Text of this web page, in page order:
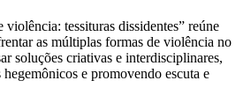
violência: tessituras dissidentes” reúne
as múltiplas formas de violência no
soluções criativas e interdisciplinares,
e promovendo escuta e